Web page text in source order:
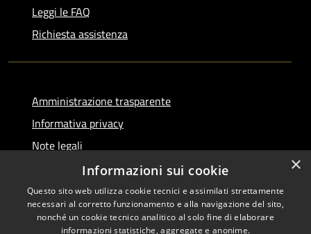
Leggi le FAQ
Richiesta assistenza
Amministrazione trasparente
Informativa privacy
Note legali
Dichiarazione di accessibilità
×
Informazioni sui cookie
Questo sito web utilizza cookie tecnici e assimilati strettamente
necessari al corretto funzionamento e alla navigazione del sito,
nonché un cookie tecnico analitico al solo fine di elaborare
informazioni statistiche, aggregate e anonime.